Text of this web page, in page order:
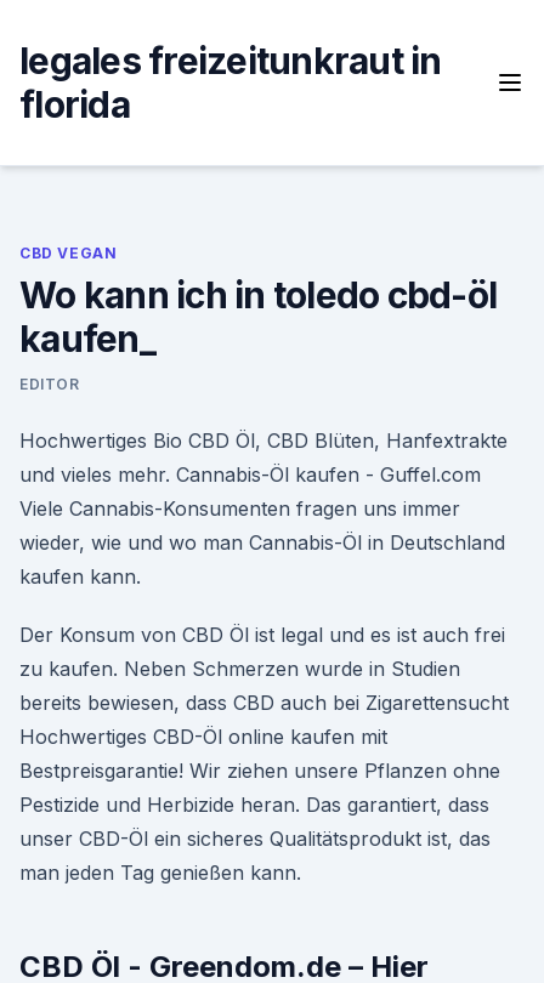
content
legales freizeitunkraut in
florida
CBD VEGAN
Wo kann ich in toledo cbd-öl
kaufen_
EDITOR
Hochwertiges Bio CBD Öl, CBD Blüten, Hanfextrakte
und vieles mehr. Cannabis-Öl kaufen - Guffel.com
Viele Cannabis-Konsumenten fragen uns immer
wieder, wie und wo man Cannabis-Öl in Deutschland
kaufen kann.
Der Konsum von CBD Öl ist legal und es ist auch frei
zu kaufen. Neben Schmerzen wurde in Studien
bereits bewiesen, dass CBD auch bei Zigarettensucht
Hochwertiges CBD-Öl online kaufen mit
Bestpreisgarantie! Wir ziehen unsere Pflanzen ohne
Pestizide und Herbizide heran. Das garantiert, dass
unser CBD-Öl ein sicheres Qualitätsprodukt ist, das
man jeden Tag genießen kann.
CBD Öl - Greendom.de – Hier